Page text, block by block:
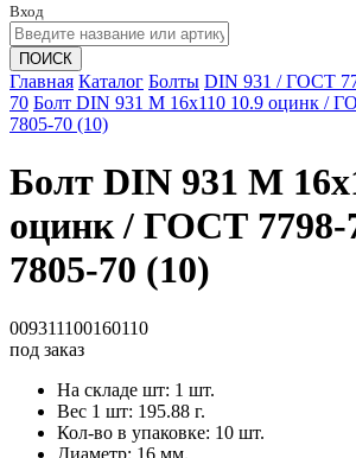
Вход
ПОИСК
Главная Каталог Болты DIN 931 / ГОСТ
70 Болт DIN 931 M 16x110 10.9 оцинк /
7805-70 (10)
Болт DIN 931 M
оцинк / ГОСТ
7805-70 (10)
009311100160110
под заказ
На складе шт: 1 шт.
Вес 1 шт: 195.88 г.
Кол-во в упаковке: 10 шт.
Диаметр: 16 мм.